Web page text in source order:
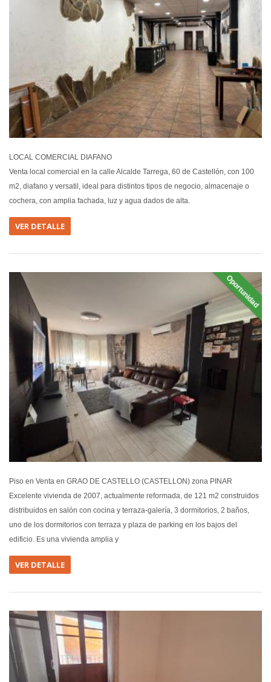
LOCAL COMERCIAL DIAFANO
Venta local comercial en la calle Alcalde Tarrega, 60 de Castellón, con 100
m2, diafano y versatil, ideal para distintos tipos de negocio, almacenaje o
cochera, con amplia fachada, luz y agua dados de alta.
VER DETALLE
Oportunidad
EN
Piso en Venta en GRAO DE CASTELLO (CASTELLON) zona PINAR
Excelente vivienda de 2007, actualmente reformada, de 121 m2 construidos
distribuidos en salón con cocina y terraza-galería, 3 dormitorios, 2 baños,
uno de los dormitorios con terraza y plaza de parking en los bajos del
edificio. Es una vivienda amplia y
VER DETALLE